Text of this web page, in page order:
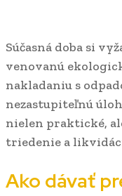
Súčasná doba si
venovanú
nakladaniu s
nezastupiteľnú
nielen praktické,
triedenie a
Ako dávať